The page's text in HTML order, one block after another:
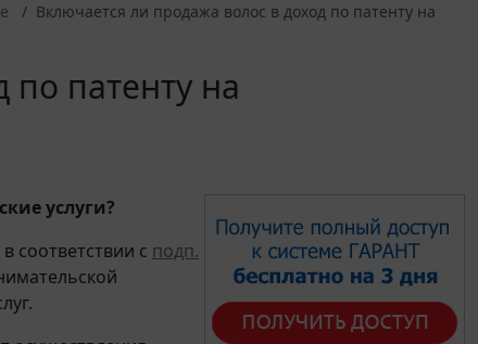
Включается ли продажа волос в доход по патенту на
по патенту на
услуги?
соответствии с подп.